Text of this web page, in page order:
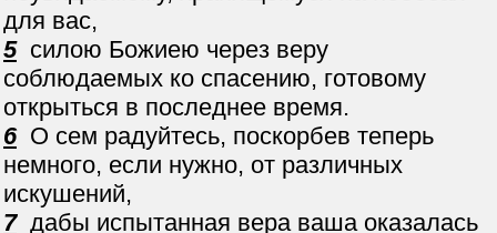
для вас,
5силою Божиею через веру
соблюдаемых ко спасению, готовому
открыться в последнее время.
6О сем радуйтесь, поскорбев теперь
немного, если нужно, от различных
искушений,
7дабы испытанная вера ваша оказалась